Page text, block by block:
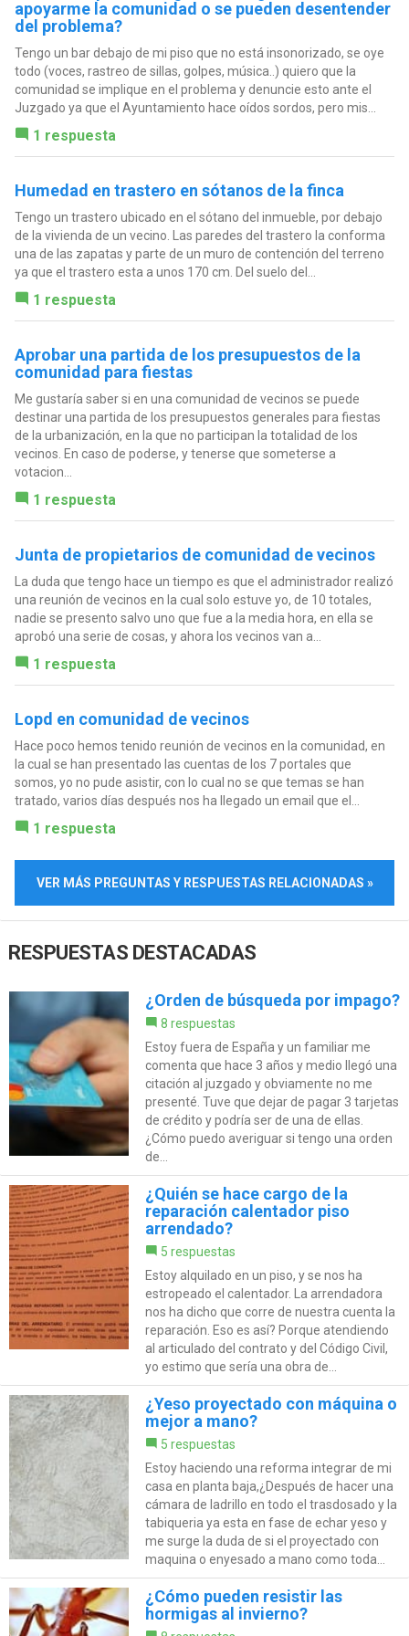
apoyarme la comunidad o se pueden desentender
del problema?
Tengo un bar debajo de mi piso que no está insonorizado, se oye
todo (voces, rastreo de sillas, golpes, música..) quiero que la
comunidad se implique en el problema y denuncie esto ante el
Juzgado ya que el Ayuntamiento hace oídos sordos, pero mis...
1 respuesta
Humedad en trastero en sótanos de la finca
Tengo un trastero ubicado en el sótano del inmueble, por debajo
de la vivienda de un vecino. Las paredes del trastero la conforma
una de las zapatas y parte de un muro de contención del terreno
ya que el trastero esta a unos 170 cm. Del suelo del...
1 respuesta
Aprobar una partida de los presupuestos de la
comunidad para fiestas
Me gustaría saber si en una comunidad de vecinos se puede
destinar una partida de los presupuestos generales para fiestas
de la urbanización, en la que no participan la totalidad de los
vecinos. En caso de poderse, y tenerse que someterse a
votacion...
1 respuesta
Junta de propietarios de comunidad de vecinos
La duda que tengo hace un tiempo es que el administrador realizó
una reunión de vecinos en la cual solo estuve yo, de 10 totales,
nadie se presento salvo uno que fue a la media hora, en ella se
aprobó una serie de cosas, y ahora los vecinos van a...
1 respuesta
Lopd en comunidad de vecinos
Hace poco hemos tenido reunión de vecinos en la comunidad, en
la cual se han presentado las cuentas de los 7 portales que
somos, yo no pude asistir, con lo cual no se que temas se han
tratado, varios días después nos ha llegado un email que el...
1 respuesta
VER MÁS PREGUNTAS Y RESPUESTAS RELACIONADAS »
RESPUESTAS DESTACADAS
¿Orden de búsqueda por impago?
8 respuestas
Estoy fuera de España y un familiar me
comenta que hace 3 años y medio llegó una
citación al juzgado y obviamente no me
presenté. Tuve que dejar de pagar 3 tarjetas
de crédito y podría ser de una de ellas.
¿Cómo puedo averiguar si tengo una orden
de...
¿Quién se hace cargo de la
reparación calentador piso
arrendado?
5 respuestas
Estoy alquilado en un piso, y se nos ha
estropeado el calentador. La arrendadora
nos ha dicho que corre de nuestra cuenta la
reparación. Eso es así? Porque atendiendo
al articulado del contrato y del Código Civil,
yo estimo que sería una obra de...
¿Yeso proyectado con máquina o
mejor a mano?
5 respuestas
Estoy haciendo una reforma integrar de mi
casa en planta baja,¿Después de hacer una
cámara de ladrillo en todo el trasdosado y la
tabiqueria ya esta en fase de echar yeso y
me surge la duda de si el proyectado con
maquina o enyesado a mano como toda...
¿Cómo pueden resistir las
hormigas al invierno?